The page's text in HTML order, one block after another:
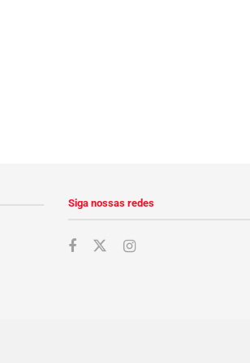
Siga nossas redes